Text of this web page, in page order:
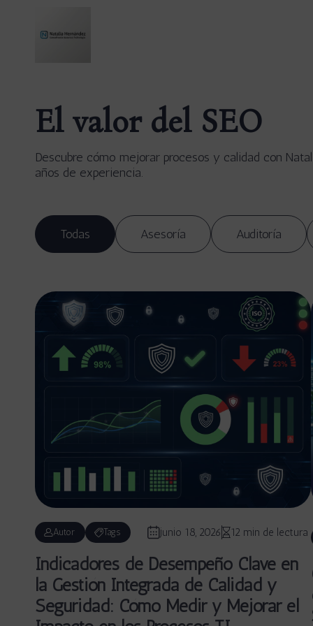
El valor del SEO
Descubre cómo mejorar procesos y calidad con
años de experiencia.
Todas Asesoría Auditoría
Autor Tags junio 18, 2026 12 min de lectura
Indicadores de Desempeño Clave en
la Gestión Integrada de Calidad y
Seguridad: Cómo Medir y Mejorar el